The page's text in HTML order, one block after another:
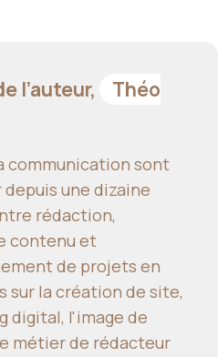
l’auteur,
Théo
communication sont
une dizaine
rédaction,
contenu et
de projets en
sur la création de site,
digital, l'image de
métier de rédacteur